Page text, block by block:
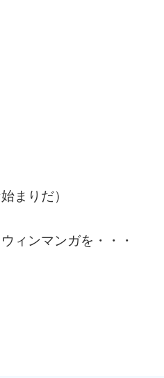
まりだ）
ィンマンガを・・・